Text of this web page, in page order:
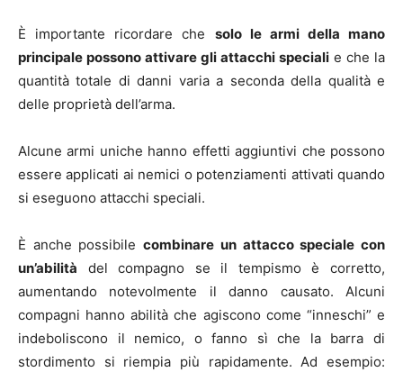
È importante ricordare che solo le armi della mano
principale possono attivare gli attacchi speciali e che la
quantità totale di danni varia a seconda della qualità e
delle proprietà dell’arma.
Alcune armi uniche hanno effetti aggiuntivi che possono
essere applicati ai nemici o potenziamenti attivati quando
si eseguono attacchi speciali.
È anche possibilecombinare un attacco speciale con
un’abilità del compagno se il tempismo è corretto,
aumentando notevolmente il danno causato. Alcuni
compagni hanno abilità che agiscono come “inneschi” e
indeboliscono il nemico, o fanno sì che la barra di
stordimento si riempia più rapidamente. Ad esempio: